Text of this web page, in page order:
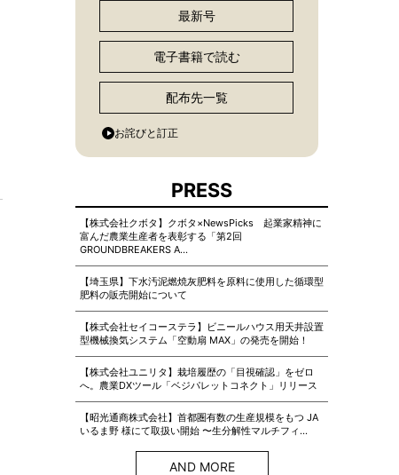
最新号
電子書籍で読む
配布先一覧
お詫びと訂正
PRESS
【株式会社クボタ】クボタ×NewsPicks 起業家精神に
富んだ農業生産者を表彰する「第2回
GROUNDBREAKERS A…
【埼玉県】下水汚泥燃焼灰肥料を原料に使用した循環型
肥料の販売開始について
【株式会社セイコーステラ】ビニールハウス用天井設置
型機械換気システム「空動扇 MAX」の発売を開始！
【株式会社ユニリタ】栽培履歴の「目視確認」をゼロ
へ。農業DXツール「ベジパレットコネクト」リリース
【昭光通商株式会社】首都圏有数の生産規模をもつ JA
いるま野 様にて取扱い開始 〜生分解性マルチフィ…
AND MORE